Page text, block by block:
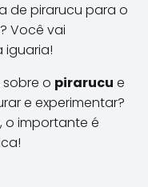
de pirarucu para o
Você vai
iguaria!
o pirarucu e
e experimentar?
o importante é